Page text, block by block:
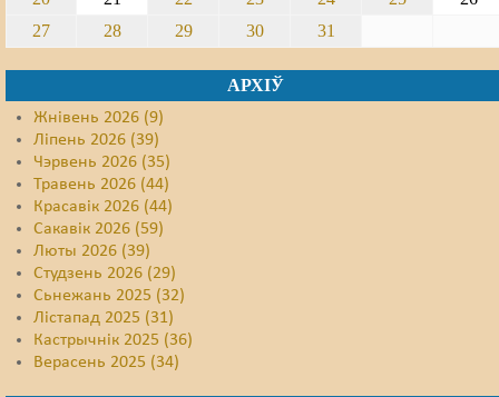
27
28 29 30 31
АРХІЎ
Жнівень 2026 (9)
Ліпень 2026 (39)
Чэрвень 2026 (35)
Травень 2026 (44)
Красавік 2026 (44)
Сакавік 2026 (59)
Люты 2026 (39)
Студзень 2026 (29)
Сьнежань 2025 (32)
Лістапад 2025 (31)
Кастрычнік 2025 (36)
Верасень 2025 (34)